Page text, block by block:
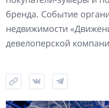
бренда. Событие
недвижимости
девелоперской